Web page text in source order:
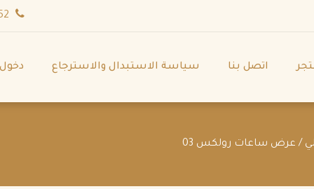
اتصل بنا سياسة الاستبدال والاسترجاع دخول
/ عرض ساعات رولكس 03